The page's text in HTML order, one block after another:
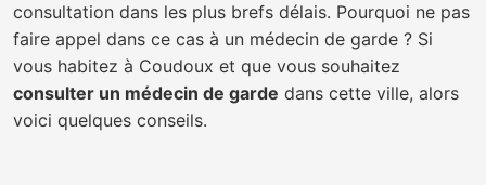
consultation dans les plus brefs délais. Pourquoi ne pas
faire appel dans ce cas à un médecin de garde ? Si
vous habitez à Coudoux et que vous souhaitez
consulter un médecin de garde dans cette ville, alors
voici quelques conseils.